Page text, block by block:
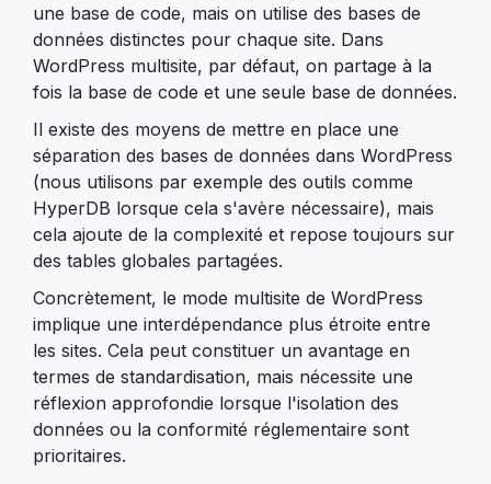
une base de code, mais on utilise des bases de
données distinctes pour chaque site. Dans
WordPress multisite, par défaut, on partage à la
fois la base de code et une seule base de données.
Il existe des moyens de mettre en place une
séparation des bases de données dans WordPress
(nous utilisons par exemple des outils comme
HyperDB lorsque cela s'avère nécessaire), mais
cela ajoute de la complexité et repose toujours sur
des tables globales partagées.
Concrètement, le mode multisite de WordPress
implique une interdépendance plus étroite entre
les sites. Cela peut constituer un avantage en
termes de standardisation, mais nécessite une
réflexion approfondie lorsque l'isolation des
données ou la conformité réglementaire sont
prioritaires.